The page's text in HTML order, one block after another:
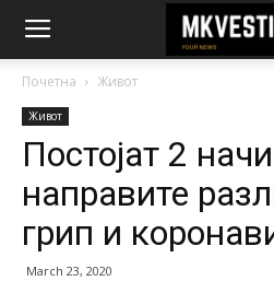
Почетна Живот
Живот
Постојат 2
направите
грип и
March 23, 2020